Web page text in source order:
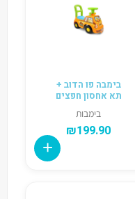
בימבה פו הדוב +
תא אחסון חפצים
בימבות
₪199.90